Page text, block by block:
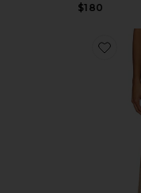
$180
Favorite